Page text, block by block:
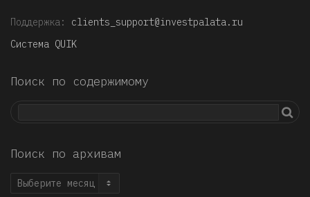
Поддержка: clients_support@investpalata.ru
Система QUIK
Поиск по содержимому
Поиск по архивам
Поиск